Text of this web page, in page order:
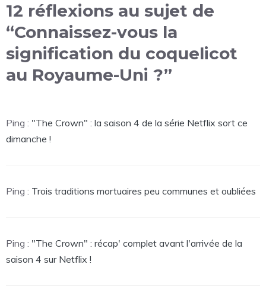
12 réflexions au sujet de
“Connaissez-vous la
signification du coquelicot
au Royaume-Uni ?”
Ping : "The Crown" : la saison 4 de la série Netflix sort ce
dimanche !
Ping : Trois traditions mortuaires peu communes et oubliées
Ping : "The Crown" : récap' complet avant l'arrivée de la
saison 4 sur Netflix !